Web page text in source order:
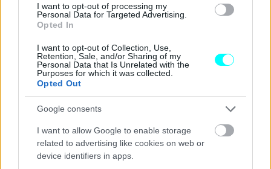
I want to opt-out of processing my
Personal Data for Targeted Advertising.
Opted In
I want to opt-out of Collection, Use,
Retention, Sale, and/or Sharing of my
Personal Data that Is Unrelated with the
Purposes for which it was collected.
Opted Out
Google consents
I want to allow Google to enable storage
related to advertising like cookies on web or
device identifiers in apps.
Προωθήστε μια σειρά από τεχνολογίες
ευρωπαϊκός νόμος
για το κλίμα θέτει έναν νομικά
δεσμευτικό στόχο μηδενικών καθαρών εκπομπών
αερίων του θερμοκηπίουστην ΕΕ το αργότερο έως το
και τον ενδιάμεσο στόχο της μείωσης των καθαρών